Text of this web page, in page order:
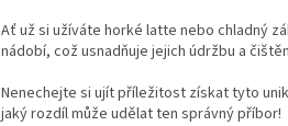
Ať už si užíváte horké latte nebo chladný
nádobí, což usnadňuje jejich údržbu a
Nenechejte si ujít příležitost získat tyto
jaký rozdíl může udělat ten správný příbor!